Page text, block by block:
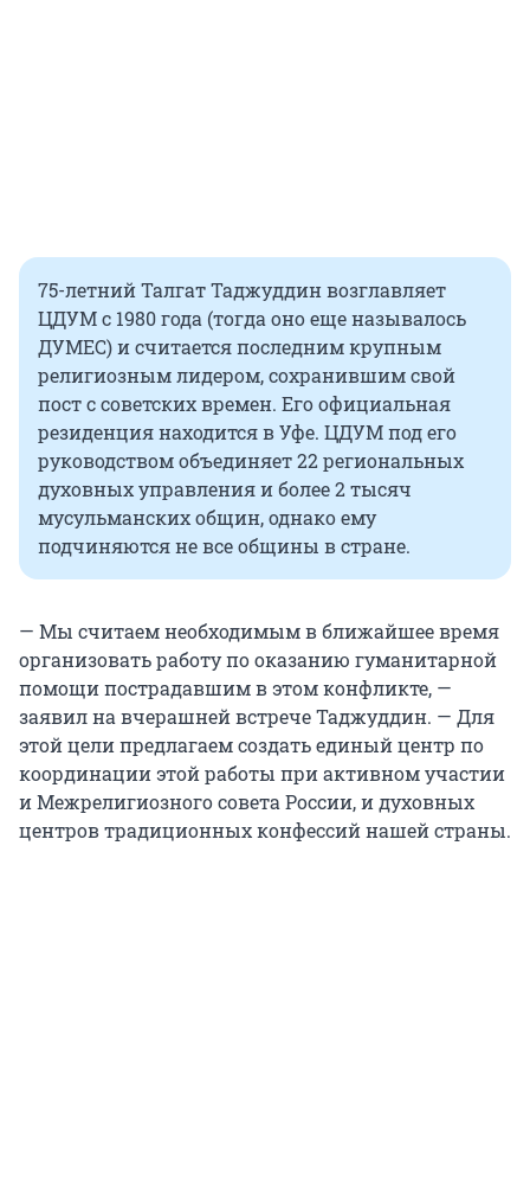
75-летний Талгат Таджуддин возглавляет
ЦДУМ с 1980 года (тогда оно еще называлось
ДУМЕС) и считается последним крупным
религиозным лидером, сохранившим свой
пост с советских времен. Его официальная
резиденция находится в Уфе. ЦДУМ под его
руководством объединяет 22 региональных
духовных управления и более 2 тысяч
мусульманских общин, однако ему
подчиняются не все общины в стране.
— Мы считаем необходимым в ближайшее время
организовать работу по оказанию гуманитарной
помощи пострадавшим в этом конфликте, —
заявил на вчерашней встрече Таджуддин. — Для
этой цели предлагаем создать единый центр по
координации этой работы при активном участии
и Межрелигиозного совета России, и духовных
центров традиционных конфессий нашей страны.